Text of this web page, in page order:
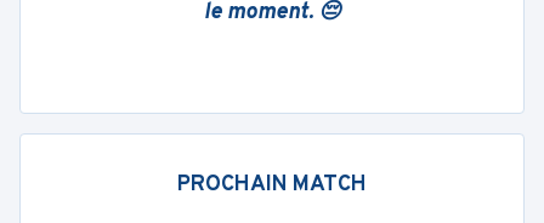
le moment. 😔
PROCHAIN MATCH